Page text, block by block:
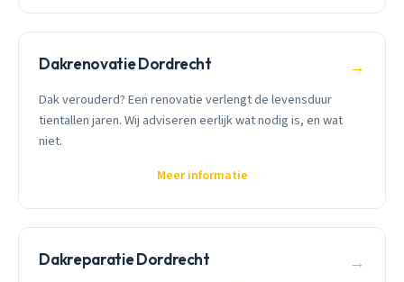
Dakrenovatie Dordrecht →
Dak verouderd? Een renovatie verlengt de levensduur
tientallen jaren. Wij adviseren eerlijk wat nodig is, en wat
niet.
Meer informatie
Dakreparatie Dordrecht →